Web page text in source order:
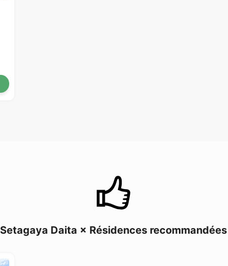
Setagaya Daita × Résidences recommandées